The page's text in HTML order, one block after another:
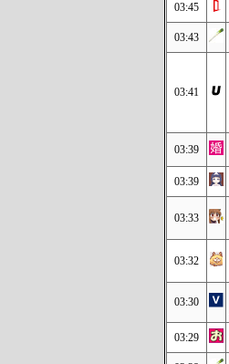
03:45
03:43
03:41
03:39
03:39
03:33
03:32
03:30
03:29